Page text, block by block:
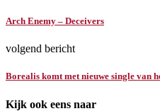
Arch Enemy – Deceivers
volgend bericht
Borealis komt met nieuwe single van
Kijk ook eens naar